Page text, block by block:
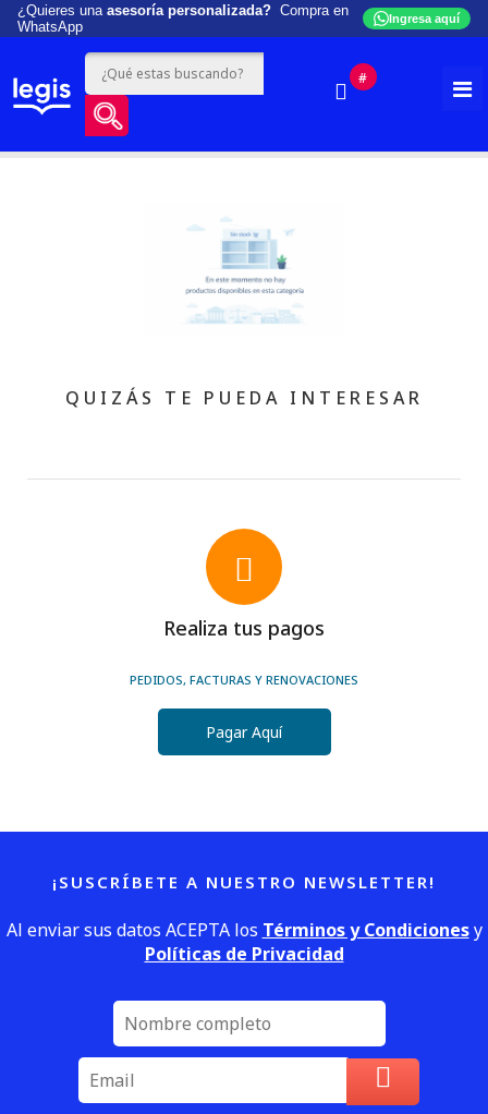
¿Quieres una asesoría personalizada? Compra en
WhatsApp
Ingresa aquí
#
QUIZÁS TE PUEDA INTERESAR
Realiza tus pagos
PEDIDOS, FACTURAS Y RENOVACIONES
Pagar Aquí
¡SUSCRÍBETE A NUESTRO NEWSLETTER!
Al enviar sus datos ACEPTA los Términos y Condicionesy
Políticas de Privacidad